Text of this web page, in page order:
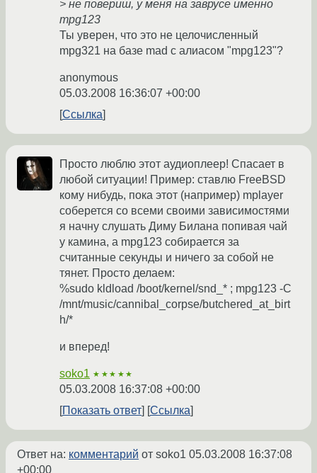
> не повериш, у меня на заврусе именно
mpg123
Ты уверен, что это не целочисленный
mpg321 на базе mad с алиасом "mpg123"?
anonymous
05.03.2008 16:36:07 +00:00
Ссылка
Просто люблю этот аудиоплеер! Спасает в
любой ситуации! Пример: ставлю FreeBSD
кому нибудь, пока этот (например) mplayer
соберется со всеми своими зависимостями
я начну слушать Диму Билана попивая чай
у камина, а mpg123 собирается за
считанные секунды и ничего за собой не
тянет. Просто делаем:
%sudo kldload /boot/kernel/snd_* ; mpg123 -C
/mnt/music/cannibal_corpse/butchered_at_birt
h/*
и вперед!
soko1 ★★★★★
05.03.2008 16:37:08 +00:00
Показать ответ
Ссылка
Ответ на: комментарий от soko1 05.03.2008 16:37:08
+00:00